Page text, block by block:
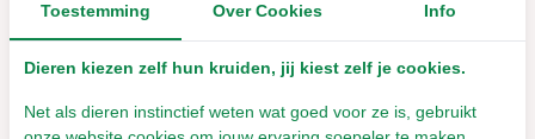
Herbimals Groene
tarwe - grof
Leverbaar met 1- 2 werkdagen
Herbimals Maïsblad -
grof gehakseld
Leverbaar met 1- 2 werkdagen
Toestemming Over Cookies Info
Dieren kiezen zelf hun kruiden, jij kiest zelf je cookies.
Net als dieren instinctief weten wat goed voor ze is, gebruikt